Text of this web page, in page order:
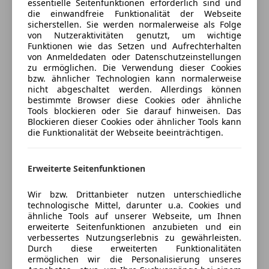
Abstandswarner
Alarmanlage
Beifahrerairbag
ESP
Fahrerairbag
Fernlichtassistent
Geschwindigkeits-begrenzungsanlage
Isofix
Kopfairbag
Kurvenlicht
LED-Tagfahrlicht
Notbremsassistent
Notrufsystem
Reifendruckkontrollsystem
Seitenairbag
Servolenkung
Spurhalteassistent
Fahrassistenz-System: Rückfahr-Assistent
Fensterheber elektrisch
HiFi-Lautsprechersystem
Induktionsladeschale für Smartphone (Wireless
Charging)
Interieurleisten Quarzsilber matt genarbt
Isofix-Aufnahmen für Kindersitz an Beifahrersitz
Isofix-Aufnahmen für Kindersitz an Rücksitz
Klimaautomatik 2-Zonen mit autom. Umluft-
Servolenkung Servotronic
Sitzheizung fuer Fahrer und Beifahrer
Sitzheizung vorn
Sonnenschutzverglasung (hinten abgedunkelt)
Start/Stop-Anlage (Funktion)
Widescreen Display
Freischaden-Gutschein ab Stufe 0
Auto einfach online versichern & Rabatt holen
Jetzt berechnen
Verkäufer Händler
GmbH & Co. KG
Sternebewertung 5 von 5
Sterne
(96% Weiterempfehlungen)
Anbieter auf AutoScout24 seit 2017
Serviceannahme/Ersatzteile
Geschlossen
essentielle Seitenfunktionen erforderlich sind und
die einwandfreie Funktionalität der Webseite
sicherstellen. Sie werden normalerweise als Folge
von Nutzeraktivitäten genutzt, um wichtige
Funktionen wie das Setzen und Aufrechterhalten
von Anmeldedaten oder Datenschutzeinstellungen
zu ermöglichen. Die Verwendung dieser Cookies
bzw. ähnlicher Technologien kann normalerweise
nicht abgeschaltet werden. Allerdings können
bestimmte Browser diese Cookies oder ähnliche
Tools blockieren oder Sie darauf hinweisen. Das
Blockieren dieser Cookies oder ähnlicher Tools kann
die Funktionalität der Webseite beeinträchtigen.
Erweiterte Seitenfunktionen
Wir bzw. Drittanbieter nutzen unterschiedliche
technologische Mittel, darunter u.a. Cookies und
ähnliche Tools auf unserer Webseite, um Ihnen
erweiterte Seitenfunktionen anzubieten und ein
verbessertes Nutzungserlebnis zu gewährleisten.
Durch diese erweiterten Funktionalitäten
ermöglichen wir die Personalisierung unseres